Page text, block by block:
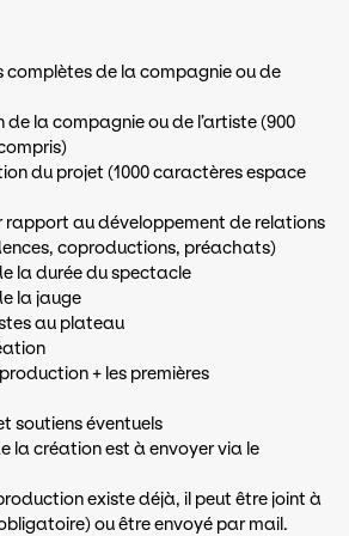
complètes de la compagnie ou de
de la compagnie ou de l’artiste (900
du projet (1000 caractères espace
rapport au développement de relations
coproductions, préachats)
la durée du spectacle
la jauge
au plateau
+ les premières
soutiens éventuels
la création est à envoyer via le
existe déjà, il peut être joint à
ou être envoyé par mail.